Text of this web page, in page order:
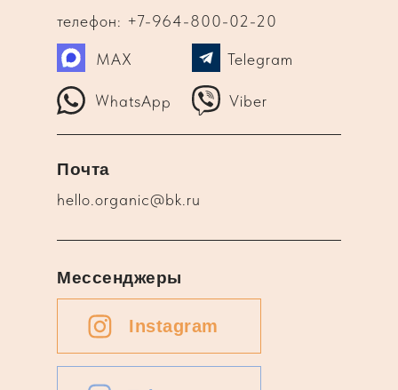
телефон: +7-964-800-02-20
WhatsApp Viber
Telegram
MAX
hello.organic@bk.ru
Почта
Instagram
Мессенджеры